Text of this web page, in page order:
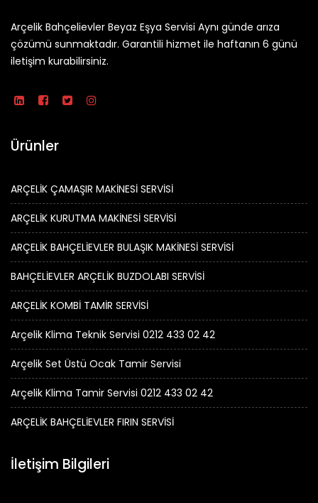
Arçelik Bahçelievler Beyaz Eşya Servisi Aynı günde arıza
çözümü sunmaktadır. Garantili hizmet ile haftanın 6 günü
iletişim kurabilirsiniz.
Ürünler
ARÇELİK ÇAMAŞIR MAKİNESİ SERVİSİ
ARÇELİK KURUTMA MAKİNESİ SERVİSİ
ARÇELİK BAHÇELİEVLER BULAŞIK MAKİNESİ SERVİSİ
BAHÇELİEVLER ARÇELİK BUZDOLABI SERVİSİ
ARÇELİK KOMBİ TAMİR SERVİSİ
Arçelik Klima Teknik Servisi 0212 433 02 42
Arçelik Set Üstü Ocak Tamir Servisi
Arçelik Klima Tamir Servisi 0212 433 02 42
ARÇELİK BAHÇELİEVLER FIRIN SERVİSİ
İletişim Bilgileri